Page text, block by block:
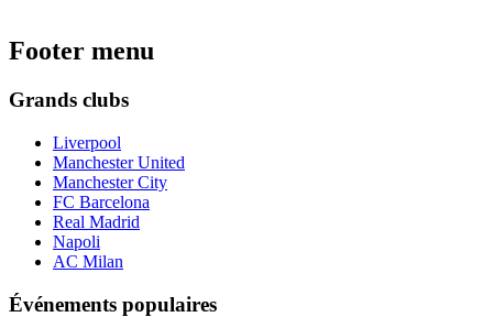
Footer menu
Grands clubs
Liverpool
Manchester United
Manchester City
FC Barcelona
Real Madrid
Napoli
AC Milan
Événements populaires